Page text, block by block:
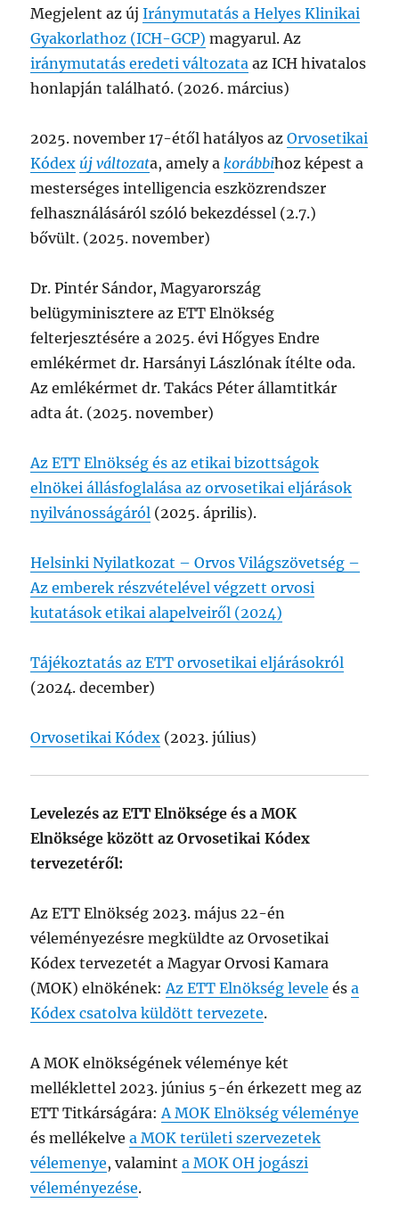
Megjelent az újIránymutatás a Helyes Klinikai
Gyakorlathoz (ICH-GCP) magyarul. Az
iránymutatás eredeti változata az ICH hivatalos
honlapján található. (2026. március)
2025. november 17-étől hatályos azOrvosetikai
Kódex új változata, amely akorábbihoz képest a
mesterséges intelligencia eszközrendszer
felhasználásáról szóló bekezdéssel (2.7.)
bővült. (2025. november)
Dr. Pintér Sándor, Magyarország
belügyminisztere az ETT Elnökség
felterjesztésére a 2025. évi Hőgyes Endre
emlékérmet dr. Harsányi Lászlónak ítélte oda.
Az emlékérmet dr. Takács Péter államtitkár
adta át. (2025. november)
Az ETT Elnökség és az etikai bizottságok
elnökei állásfoglalása az orvosetikai eljárások
nyilvánosságáról (2025. április).
Helsinki Nyilatkozat – Orvos Világszövetség –
Az emberek részvételével végzett orvosi
kutatások etikai alapelveiről (2024)
Tájékoztatás az ETT orvosetikai eljárásokról
(2024. december)
Orvosetikai Kódex (2023. július)
Levelezés az ETT Elnöksége és a MOK
Elnöksége között az Orvosetikai Kódex
tervezetéről:
Az ETT Elnökség 2023. május 22-én
véleményezésre megküldte az Orvosetikai
Kódex tervezetét a Magyar Orvosi Kamara
(MOK) elnökének:Az ETT Elnökség levele ésa
Kódex csatolva küldött tervezete.
A MOK elnökségének véleménye két
melléklettel 2023. június 5-én érkezett meg az
ETT Titkárságára:A MOK Elnökség véleménye
és mellékelvea MOK területi szervezetek
vélemenye, valaminta MOK OH jogászi
véleményezése.